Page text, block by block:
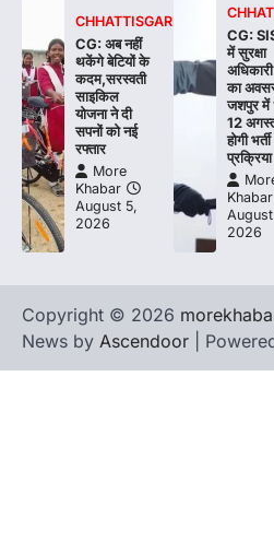
CHHATTISGARH
CG: अब नहीं
थकेंगे बेटियों के
कदम,सरस्वती
साइकिल
योजना ने दी
सपनों को नई
रफ्तार
More
Khabar
August 5,
2026
CG:
में सुरक्षा
का
जशपुर में
12
होगी भर्ती
प्रक्रिया
Khabar
August
2026
Copyright © 2026
News by Ascendoor |